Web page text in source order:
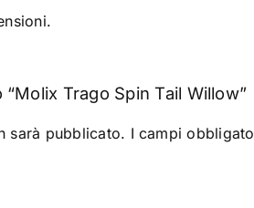
Trago Spin Tail Willow”
sarà pubblicato. I campi